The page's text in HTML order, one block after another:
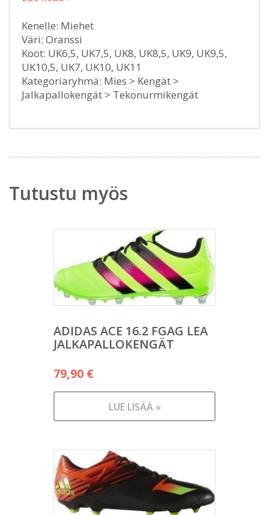
Kenelle: Miehet
Väri: Oranssi
Koot: UK6,5, UK7,5, UK8, UK8,5, UK9, UK9,5,
UK10,5, UK7, UK10, UK11
Kategoriaryhmä: Mies > Kengät >
Jalkapallokengät > Tekonurmikengät
Tutustu myös
ADIDAS ACE 16.2 FGAG LEA
JALKAPALLOKENGÄT
79,90 €
LUE LISÄÄ »